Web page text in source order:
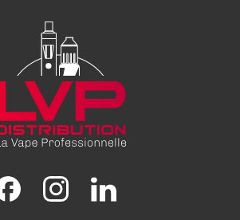
Facebook Instagram